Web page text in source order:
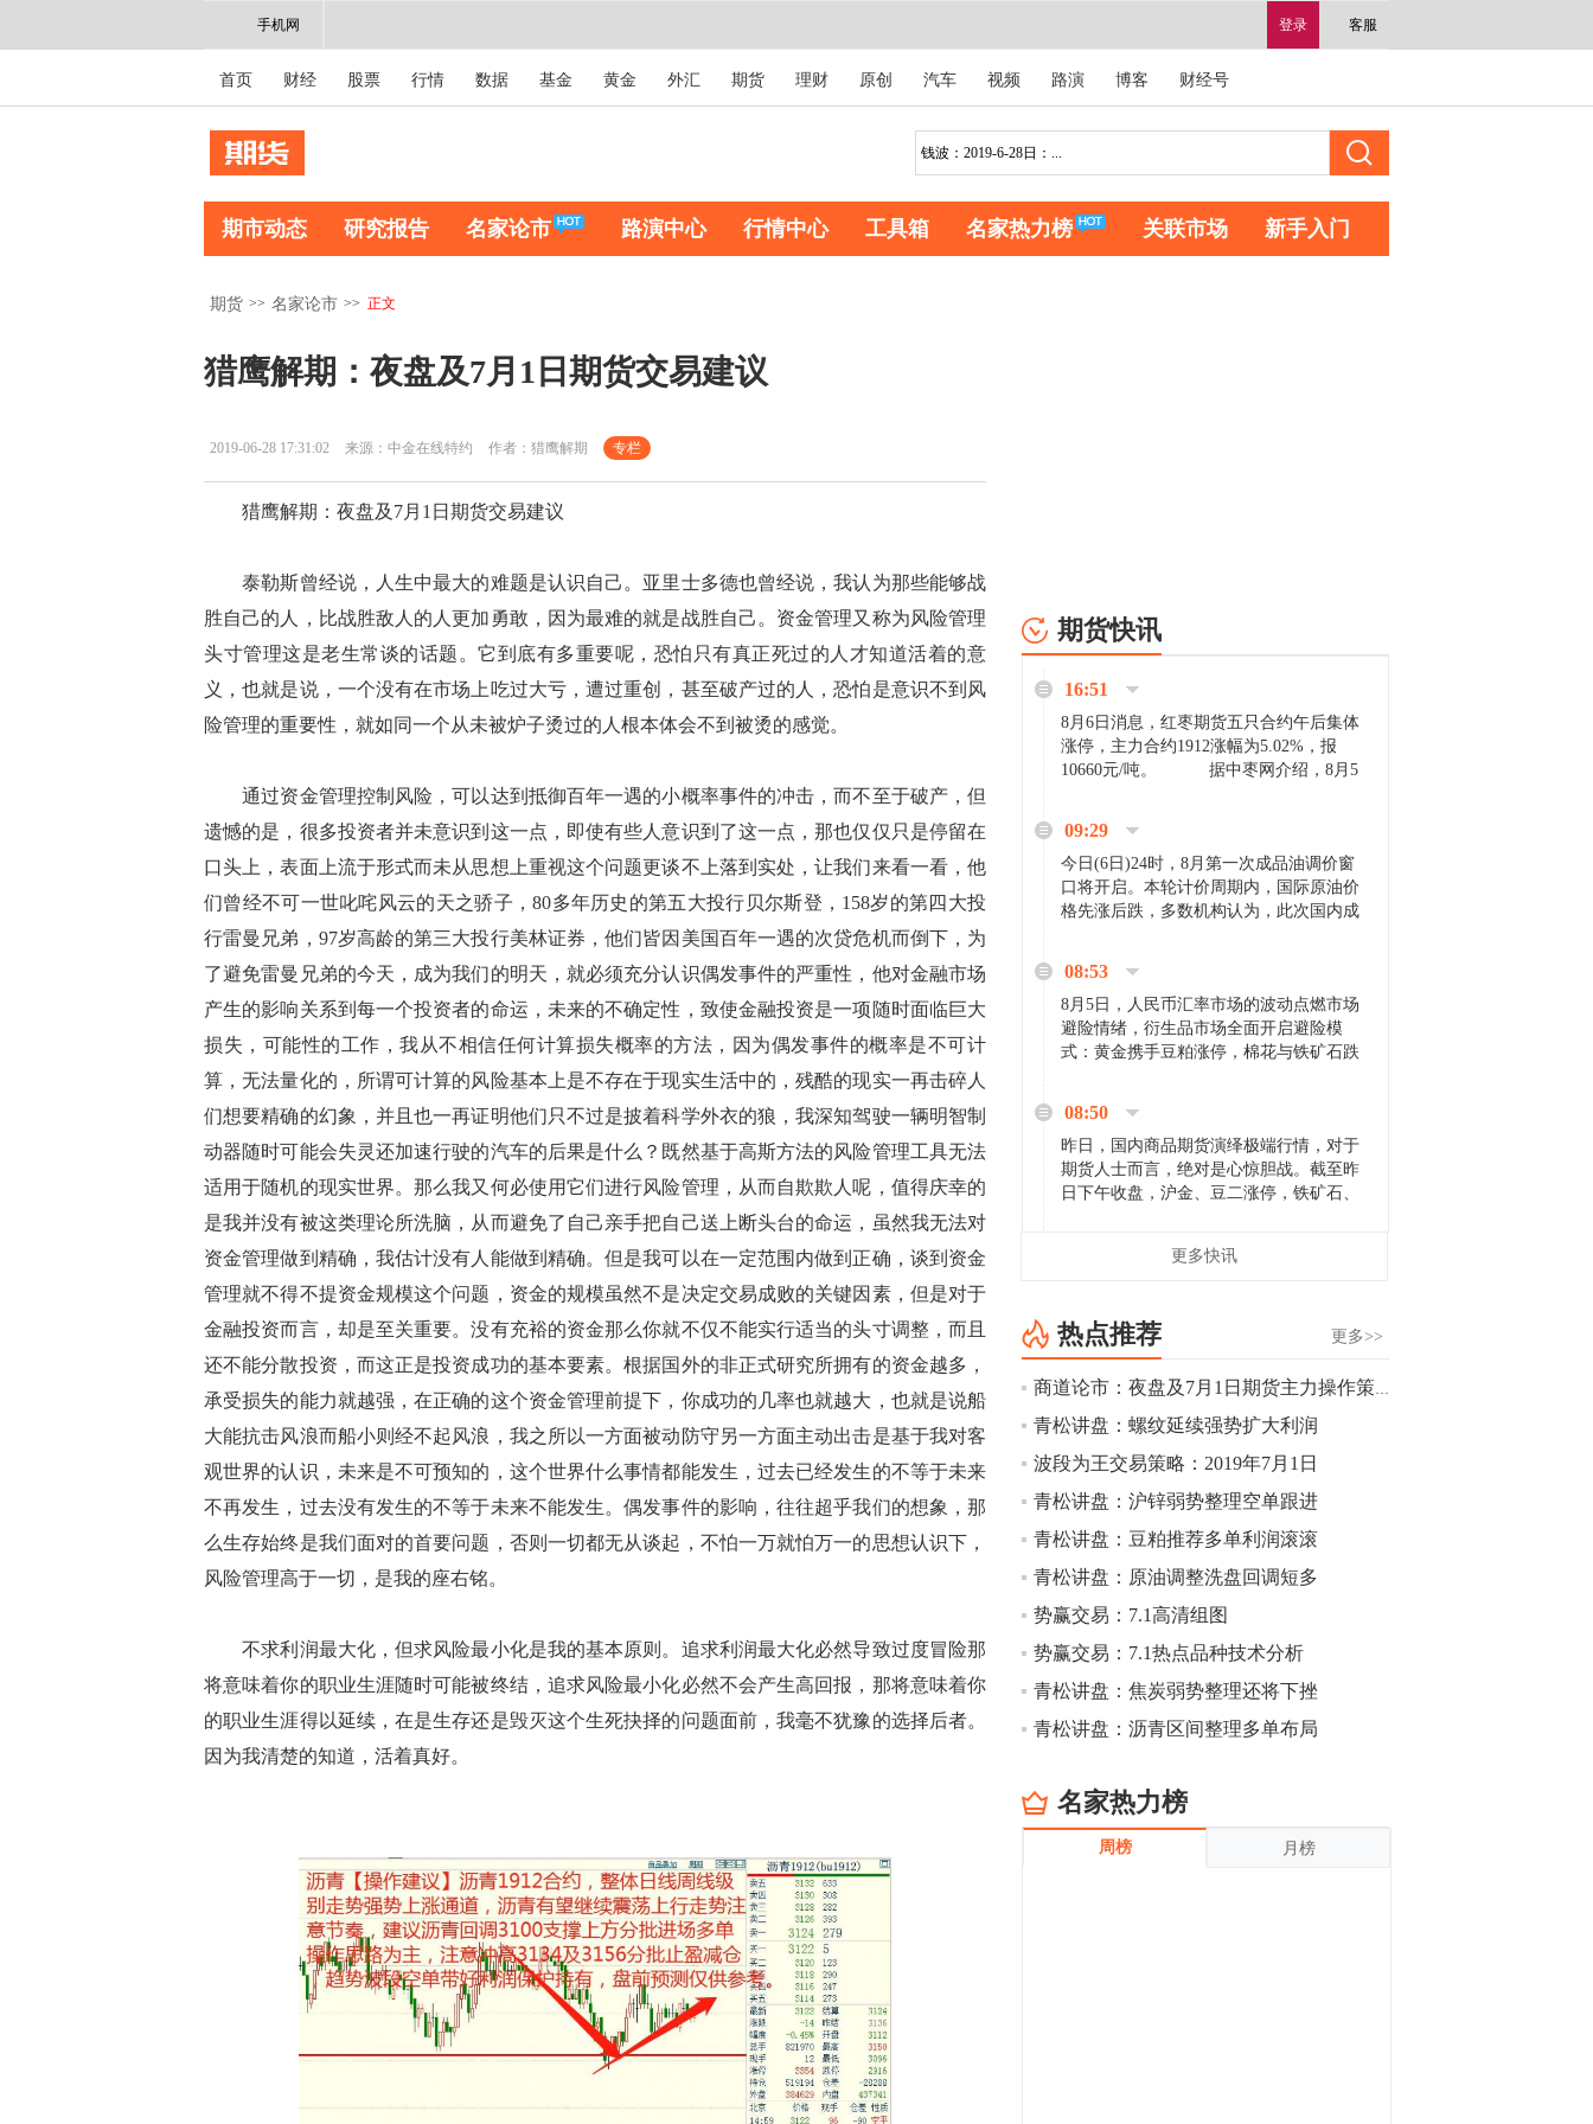
登录 客服
手机网
首页 财经 股票 行情 数据 基金 黄金 外汇 期货 理财 原创 汽车 视频 路演 博客 财经号
期市动态 研究报告 名家论市 路演中心 行情中心 工具箱 名家热力榜 关联市场 新手入门
期货 >> 名家论市 >> 正文
猎鹰解期：夜盘及7月1日期货交易建议
2019-06-28 17:31:02 来源：中金在线特约 作者：猎鹰解期 专栏
猎鹰解期：夜盘及7月1日期货交易建议
泰勒斯曾经说，人生中最大的难题是认识自己。亚里士多德也曾经说，我认为那些能够战
胜自己的人，比战胜敌人的人更加勇敢，因为最难的就是战胜自己。资金管理又称为风险管理
头寸管理这是老生常谈的话题。它到底有多重要呢，恐怕只有真正死过的人才知道活着的意
义，也就是说，一个没有在市场上吃过大亏，遭过重创，甚至破产过的人，恐怕是意识不到风
险管理的重要性，就如同一个从未被炉子烫过的人根本体会不到被烫的感觉。
通过资金管理控制风险，可以达到抵御百年一遇的小概率事件的冲击，而不至于破产，但
遗憾的是，很多投资者并未意识到这一点，即使有些人意识到了这一点，那也仅仅只是停留在
口头上，表面上流于形式而未从思想上重视这个问题更谈不上落到实处，让我们来看一看，他
们曾经不可一世叱咤风云的天之骄子，80多年历史的第五大投行贝尔斯登，158岁的第四大投
行雷曼兄弟，97岁高龄的第三大投行美林证券，他们皆因美国百年一遇的次贷危机而倒下，为
了避免雷曼兄弟的今天，成为我们的明天，就必须充分认识偶发事件的严重性，他对金融市场
产生的影响关系到每一个投资者的命运，未来的不确定性，致使金融投资是一项随时面临巨大
损失，可能性的工作，我从不相信任何计算损失概率的方法，因为偶发事件的概率是不可计
算，无法量化的，所谓可计算的风险基本上是不存在于现实生活中的，残酷的现实一再击碎人
们想要精确的幻象，并且也一再证明他们只不过是披着科学外衣的狼，我深知驾驶一辆明智制
动器随时可能会失灵还加速行驶的汽车的后果是什么？既然基于高斯方法的风险管理工具无法
适用于随机的现实世界。那么我又何必使用它们进行风险管理，从而自欺欺人呢，值得庆幸的
是我并没有被这类理论所洗脑，从而避免了自己亲手把自己送上断头台的命运，虽然我无法对
资金管理做到精确，我估计没有人能做到精确。但是我可以在一定范围内做到正确，谈到资金
管理就不得不提资金规模这个问题，资金的规模虽然不是决定交易成败的关键因素，但是对于
金融投资而言，却是至关重要。没有充裕的资金那么你就不仅不能实行适当的头寸调整，而且
还不能分散投资，而这正是投资成功的基本要素。根据国外的非正式研究所拥有的资金越多，
承受损失的能力就越强，在正确的这个资金管理前提下，你成功的几率也就越大，也就是说船
大能抗击风浪而船小则经不起风浪，我之所以一方面被动防守另一方面主动出击是基于我对客
观世界的认识，未来是不可预知的，这个世界什么事情都能发生，过去已经发生的不等于未来
不再发生，过去没有发生的不等于未来不能发生。偶发事件的影响，往往超乎我们的想象，那
么生存始终是我们面对的首要问题，否则一切都无从谈起，不怕一万就怕万一的思想认识下，
风险管理高于一切，是我的座右铭。
不求利润最大化，但求风险最小化是我的基本原则。追求利润最大化必然导致过度冒险那
将意味着你的职业生涯随时可能被终结，追求风险最小化必然不会产生高回报，那将意味着你
的职业生涯得以延续，在是生存还是毁灭这个生死抉择的问题面前，我毫不犹豫的选择后者。
因为我清楚的知道，活着真好。
期货快讯
16:51
8月6日消息，红枣期货五只合约午后集体
涨停，主力合约1912涨幅为5.02%，报
10660元/吨。 据中枣网介绍，8月5
家好货依旧惜售挺...
09:29
今日(6日)24时，8月第一次成品油调价窗
口将开启。本轮计价周期内，国际原油价
格先涨后跌，多数机构认为，此次国内成
08:53
8月5日，人民币汇率市场的波动点燃市场
避险情绪，衍生品市场全面开启避险模
式：黄金携手豆粕涨停，棉花与铁矿石跌
场来看，汇率波动...
08:50
昨日，国内商品期货演绎极端行情，对于
期货人士而言，绝对是心惊胆战。截至昨
日下午收盘，沪金、豆二涨停，铁矿石、
[imgnobrwh] src=...
14:23
跌幅达6%，报689.5元/吨，刷新近两个月
低位。
14:20
方正有色研究团队：高度重视贵金属的阶
段性机会。自年初以来沪金上涨16.93%，
立涨势，白银将开启补涨，且涨幅超过黄
金，金银比有望高位回归。
13:55
豆二期货主力合约涨停，涨幅达3.98%，报
CBOT大豆期货市场上涨，11月期约收高
影响，夜盘连粕高位窄幅震荡，建议短线
操作为主。 ...
13:54
8月5日消息，内外盘贵金属强劲走升，沪
金主力合约涨停，涨幅3.99%，报334.00
更多快讯
更多>>
热点推荐
商道论市：夜盘及7月1日期货主力操作策略
青松讲盘：螺纹延续强势扩大利润
波段为王交易策略：2019年7月1日
青松讲盘：沪锌弱势整理空单跟进
青松讲盘：豆粕推荐多单利润滚滚
青松讲盘：原油调整洗盘回调短多
势赢交易：7.1高清组图
势赢交易：7.1热点品种技术分析
青松讲盘：焦炭弱势整理还将下挫
青松讲盘：沥青区间整理多单布局
名家热力榜
周榜 月榜